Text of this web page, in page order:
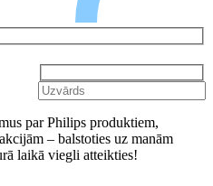
par Philips produktiem,
– balstoties uz manām
laikā viegli atteikties!